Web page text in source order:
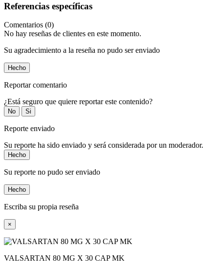
Referencias específicas
Comentarios (0)
No hay reseñas de clientes en este momento.
Su agradecimiento a la reseña no pudo ser enviado
Hecho
Reportar comentario
¿Está seguro que quiere reportar este contenido?
No Si
Reporte enviado
Su reporte ha sido enviado y será considerada por un moderador.
Hecho
Su reporte no pudo ser enviado
Hecho
Escriba su propia reseña
×
VALSARTAN 80 MG X 30 CAP MK